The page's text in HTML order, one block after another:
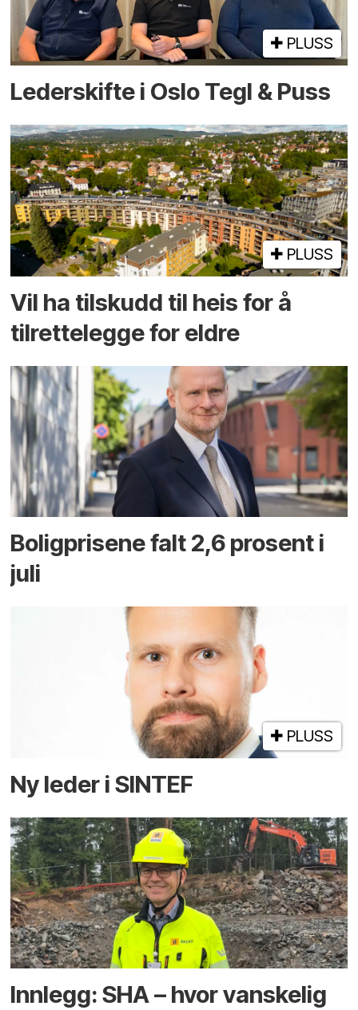
PLUSS
Lederskifte i Oslo Tegl & Puss
PLUSS
Vil ha tilskudd til heis for å
tilrettelegge for eldre
Boligprisene falt 2,6 prosent i
juli
PLUSS
Ny leder i SINTEF
Innlegg: SHA – hvor vanskelig